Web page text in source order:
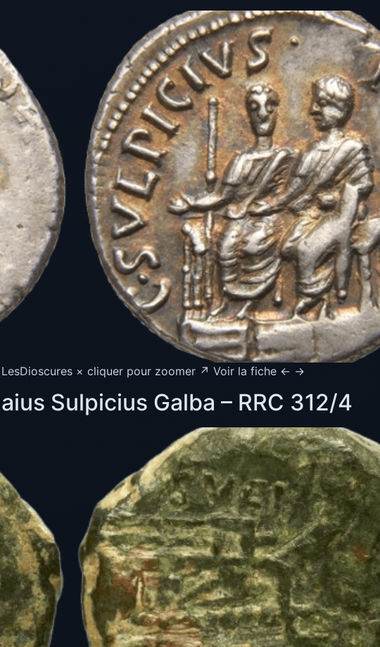
LesDioscures × cliquer pour zoomer ↗ Voir la fiche ← →
Sulpicius Galba – RRC 312/4